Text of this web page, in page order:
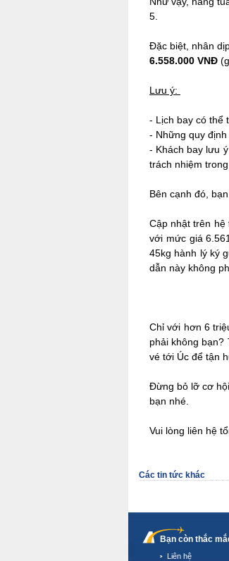
5.
Đặc biệt, nhân
6.558.000 VNĐ
Lưu ý:
- Lịch bay có thể
- Những quy
- Khách bay lưu
trách nhiệm
Bên cạnh đó,
Cập nhật trên hệ
với mức giá
45kg hành lý ký
dẫn này không
Chỉ với hơn 6
phải không bạn?
vé tới Úc để tận
Đừng bỏ lỡ cơ
bạn nhé.
Vui lòng liên hệ
Các tin tức khác
Bạn còn thắc
Liên hệ